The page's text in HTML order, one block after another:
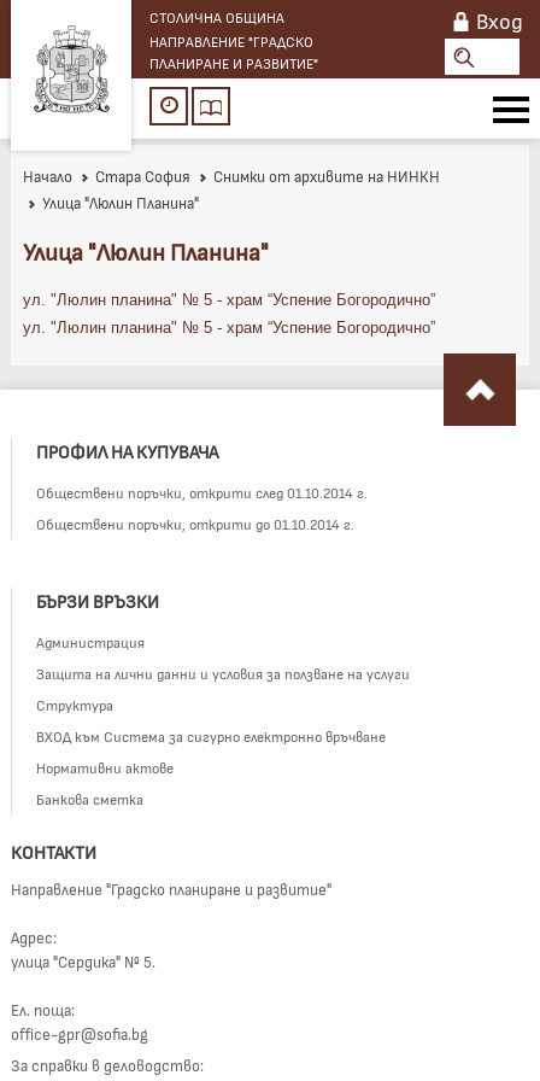
СТОЛИЧНА ОБЩИНА
НАПРАВЛЕНИЕ "ГРАДСКО
ПЛАНИРАНЕ И РАЗВИТИЕ"
Вход
Начало Стара София
Снимки от архивите на НИНКН
Улица "Люлин Планина"
Улица "Люлин Планина"
ул. "Люлин планина" № 5 - храм “Успение Богородично”
ул. "Люлин планина" № 5 - храм “Успение Богородично”
ПРОФИЛ НА КУПУВАЧА
Обществени поръчки, открити след 01.10.2014 г.
Обществени поръчки, открити до 01.10.2014 г.
БЪРЗИ ВРЪЗКИ
Администрация
Защита на лични данни и условия за ползване на услуги
Структура
ВХОД към Система за сигурно електронно връчване
Нормативни актове
Банкова сметка
КОНТАКТИ
Направление "Градско планиране и развитие"
Адрес:
улица "Сердика" № 5.
Ел. поща:
office-gpr@sofia.bg
За справки в деловодство: